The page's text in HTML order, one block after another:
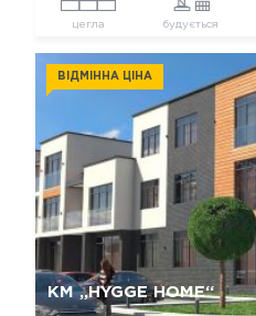
цегла будується
КМ „HYGGE HOME“
ВІДМІННА ЦІНА
Так, видалити